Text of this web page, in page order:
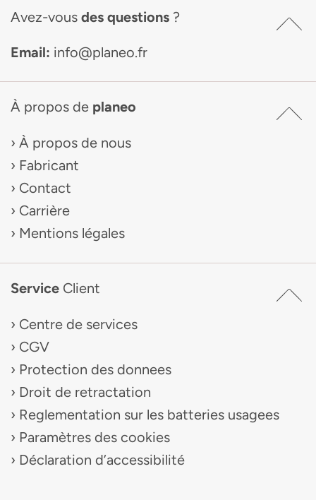
Avez-vous des questions ?
Email: info@planeo.fr
À propos de planeo
À propos de nous
Fabricant
Contact
Carrière
Mentions légales
Service Client
Centre de services
CGV
Protection des donnees
Droit de retractation
Reglementation sur les batteries usagees
Paramètres des cookies
Déclaration d’accessibilité